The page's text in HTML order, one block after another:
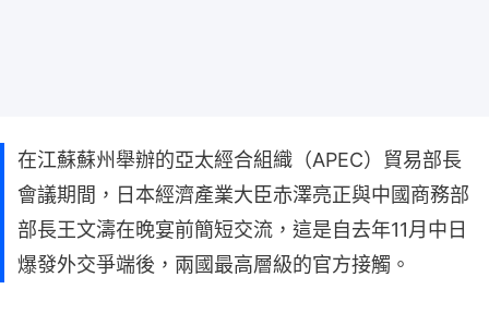
在江蘇蘇州舉辦的亞太經合組織（APEC）貿易部長
會議期間，日本經濟產業大臣赤澤亮正與中國商務部
部長王文濤在晚宴前簡短交流，這是自去年11月中日
爆發外交爭端後，兩國最高層級的官方接觸。